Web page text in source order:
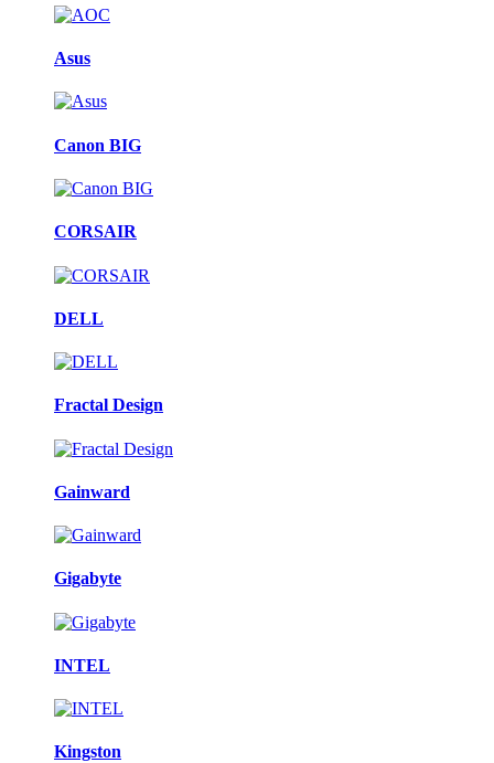
Asus
Canon BIG
CORSAIR
DELL
Fractal Design
Gainward
Gigabyte
INTEL
Kingston